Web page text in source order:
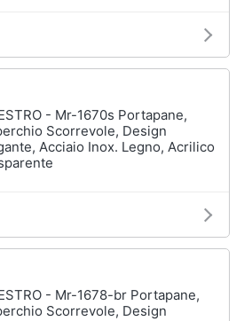
- Mr-1670s Portapane,
Scorrevole, Design
Acciaio Inox. Legno, Acrilico
- Mr-1678-br Portapane,
Scorrevole, Design